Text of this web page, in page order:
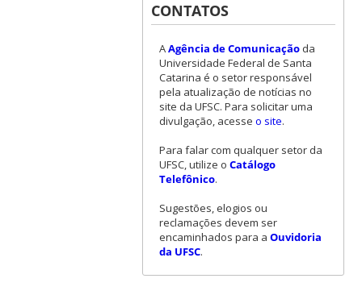
CONTATOS
AAgência de Comunicaçãoda
Universidade Federal de Santa
Catarina é o setor responsável
pela atualização de notícias no
site da UFSC. Para solicitar uma
divulgação, acesse o site.
Para falar com qualquer setor da
UFSC, utilize o Catálogo
Telefônico.
Sugestões, elogios ou
reclamações devem ser
encaminhados para a Ouvidoria
da UFSC.